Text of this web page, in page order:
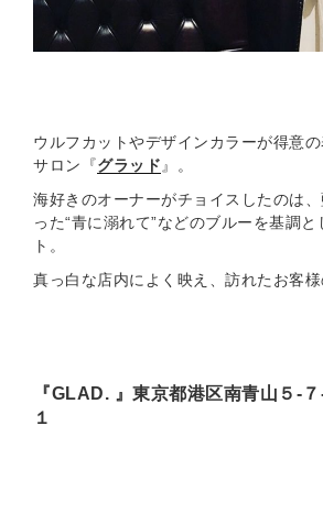
ウルフカットやデザインカラーが得意
サロン『グラッド 』。
海好きのオーナーがチョイスしたのは
った“青に溺れて”などのブルーを基調
ト。
真っ白な店内によく映え、訪れたお客様
『GLAD. 』東京都港区南青山５-
１